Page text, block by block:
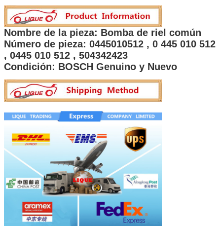
Nombre de la pieza: Bomba de riel común
Número de pieza: 0445010512 , 0 445 010 512
, 0445 010 512 , 504342423
Condición: BOSCH Genuino y Nuevo